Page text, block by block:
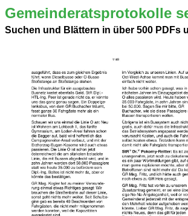
Gemeinderatsprotokolle
Suchen und Blättern in über 500 PDFs